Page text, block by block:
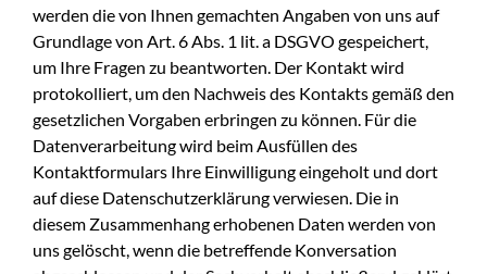
werden die von Ihnen gemachten Angaben von uns auf
Grundlage von Art. 6 Abs. 1 lit. a DSGVO gespeichert,
um Ihre Fragen zu beantworten. Der Kontakt wird
protokolliert, um den Nachweis des Kontakts gemäß den
gesetzlichen Vorgaben erbringen zu können. Für die
Datenverarbeitung wird beim Ausfüllen des
Kontaktformulars Ihre Einwilligung eingeholt und dort
auf diese Datenschutzerklärung verwiesen. Die in
diesem Zusammenhang erhobenen Daten werden von
uns gelöscht, wenn die betreffende Konversation